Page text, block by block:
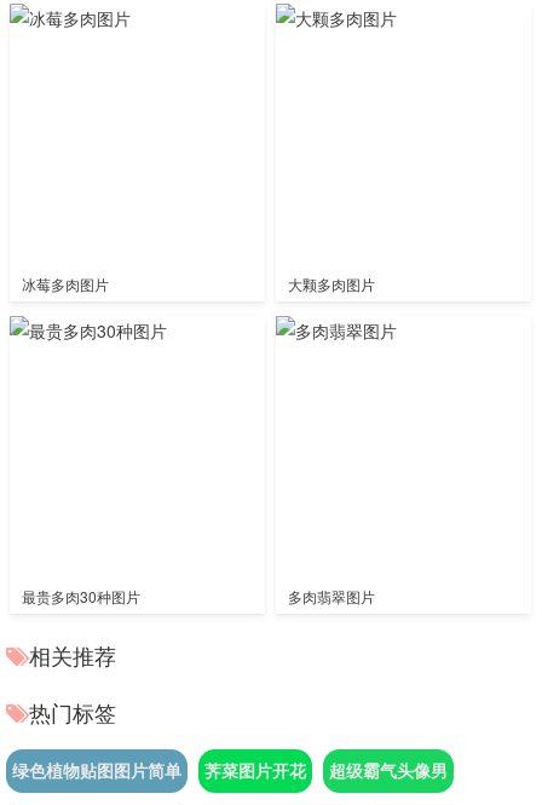
冰莓多肉图片 大颗多肉图片
最贵多肉30种图片 多肉翡翠图片
相关推荐
热门标签
绿色植物贴图图片简单 荠菜图片开花 超级霸气头像男